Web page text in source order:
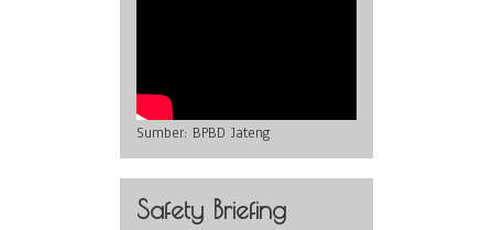
Sumber: BPBD Jateng
Safety Briefing